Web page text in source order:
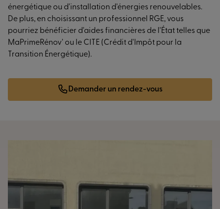
énergétique ou d'installation d'énergies renouvelables.
De plus, en choisissant un professionnel RGE, vous
pourriez bénéficier d'aides financières de l'État telles que
MaPrimeRénov' ou le CITE (Crédit d'Impôt pour la
Transition Énergétique).
Demander un rendez-vous